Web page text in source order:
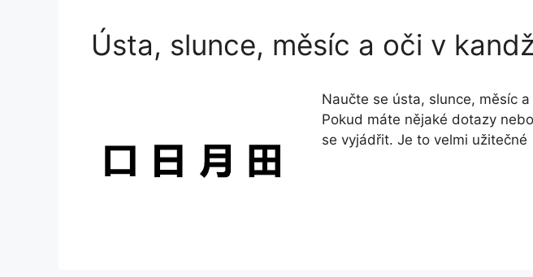
Ústa, slunce, měsíc a oči v
Naučte se ústa, slunce, měsíc
Pokud máte nějaké dotazy
se vyjádřit. Je to velmi užitečné